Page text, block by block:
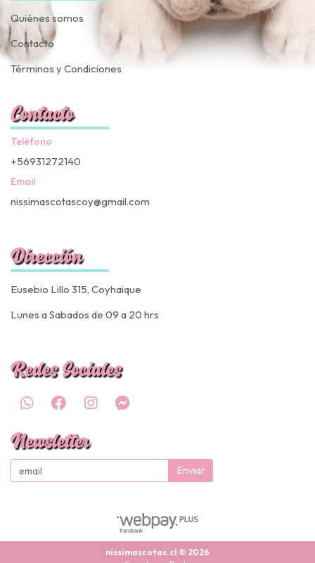
Quiénes somos
Contacto
Términos y Condiciones
Contacto
Teléfono
+56931272140
Email
nissimascotascoy@gmail.com
Dirección
Eusebio Lillo 315, Coyhaique
Lunes a Sabados de 09 a 20 hrs
Redes Sociales
Newsletter
Enviar
nissimascotas.cl © 2026